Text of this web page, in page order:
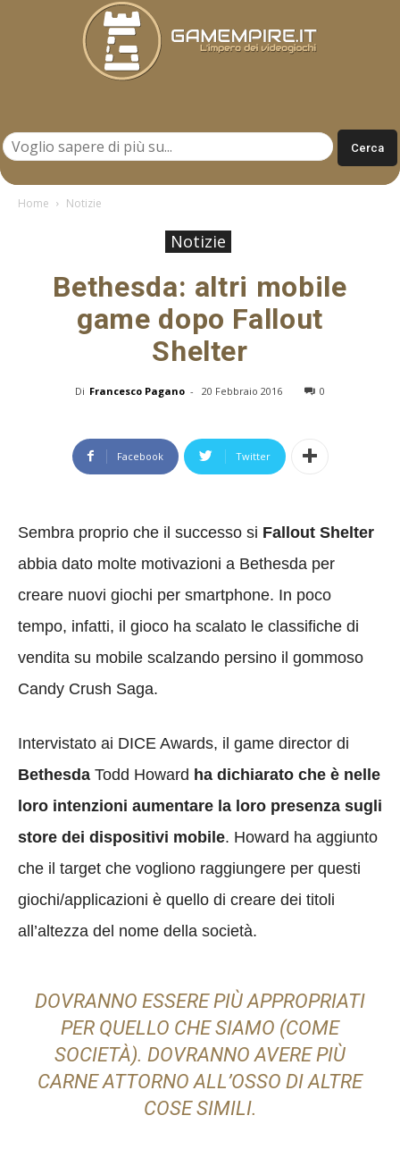
Home Notizie
Notizie
Bethesda: altri mobile
game dopo Fallout
Shelter
Di Francesco Pagano - 20 Febbraio 2016 0
Facebook Twitter
Sembra proprio che il successo si Fallout Shelter
abbia dato molte motivazioni a Bethesda per
creare nuovi giochi per smartphone. In poco
tempo, infatti, il gioco ha scalato le classifiche di
vendita su mobile scalzando persino il gommoso
Candy Crush Saga.
Intervistato ai DICE Awards, il game director di
Bethesda Todd Howard ha dichiarato che è nelle
loro intenzioni aumentare la loro presenza sugli
store dei dispositivi mobile. Howard ha aggiunto
che il target che vogliono raggiungere per questi
giochi/applicazioni è quello di creare dei titoli
all’altezza del nome della società.
DOVRANNO ESSERE PIÙ APPROPRIATI
PER QUELLO CHE SIAMO (COME
SOCIETÀ). DOVRANNO AVERE PIÙ
CARNE ATTORNO ALL’OSSO DI ALTRE
COSE SIMILI.